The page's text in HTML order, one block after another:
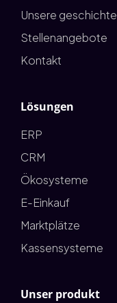
Unsere geschichte
Stellenangebote
Kontakt
Lösungen
ERP
CRM
Ökosysteme
E-Einkauf
Marktplätze
Kassensysteme
Unser produkt